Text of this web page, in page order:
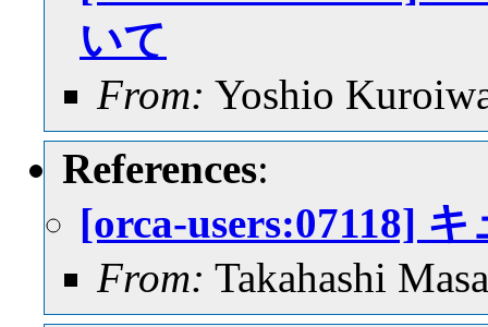
いて
From: Yoshio
References:
[orca-users:07118]
From: Takahashi